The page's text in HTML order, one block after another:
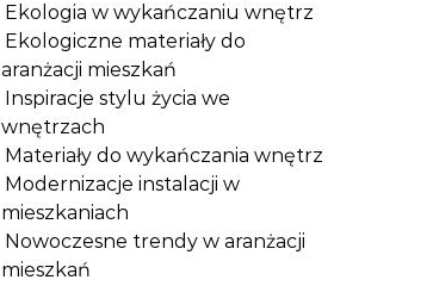
Ekologia w wykańczaniu wnętrz
Ekologiczne materiały do
aranżacji mieszkań
Inspiracje stylu życia we
wnętrzach
Materiały do wykańczania wnętrz
Modernizacje instalacji w
mieszkaniach
Nowoczesne trendy w aranżacji
mieszkań